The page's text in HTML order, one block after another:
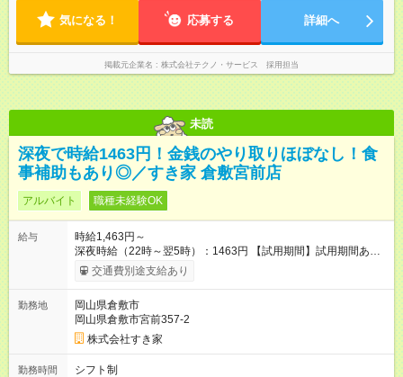
気になる！ 応募する 詳細へ
掲載元企業名 株式会社テクノ・サービス 採用担当
未読
深夜で時給1463円！金銭のやり取りほぼなし！食
事補助もあり◎／すき家 倉敷宮前店
アルバイト 職種未経験OK
給与
時給1,463円～
深夜時給（22時～翌5時）：1463円 【試用期間】試用期間あり
試用期間の長さ：1ヶ月 雇用形態、給与は本採用時と同じです。
試用期間の実態は30日（※条件変更なし）ですが、切り上げで
同時給）
交通費別途支給あり
勤務地
岡山県倉敷市
岡山県倉敷市宮前357-2
株式会社すき家
勤務時間
シフト制